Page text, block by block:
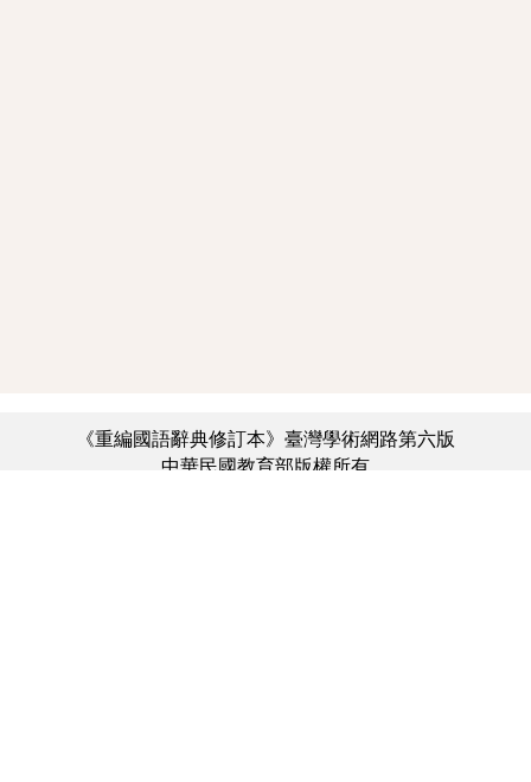
《重編國語辭典修訂本》臺灣學術網路第六版
中華民國教育部版權所有